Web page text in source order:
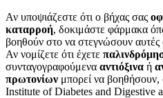
Αν υποψιάζεστε ότι ο βήχας σας
καταρροή, δοκιμάστε φάρμακα
βοηθούν στο να στεγνώσουν αυτές
Αν νομίζετε ότι έχετε
συνταγογραφούμενα αντιόξινα ή
πρωτονίων μπορεί να
Institute of Diabetes and Digestive